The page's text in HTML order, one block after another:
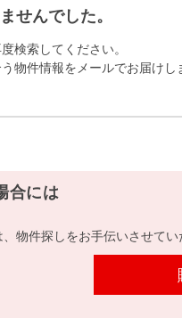
せんでした。
検索してください。
物件情報をメールでお届けし
合には
物件探しをお手伝いさせてい